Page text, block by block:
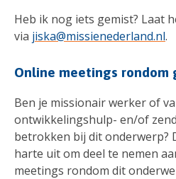
Heb ik nog iets gemist? Laat
via jiska@missienederland.nl.
Online meetings rondom
Ben je missionair werker of
ontwikkelingshulp- en/of
betrokken bij dit onderwerp?
harte uit om deel te nemen
meetings rondom dit